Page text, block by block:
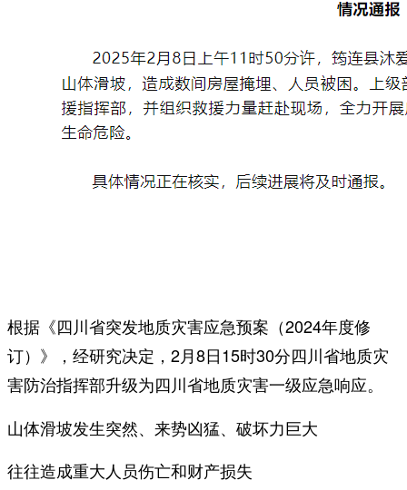
根据《四川省突发地质灾害应急预案（2024年度修
订）》，经研究决定，2月8日15时30分四川省地质灾
害防治指挥部升级为四川省地质灾害一级应急响应。
山体滑坡发生突然、来势凶猛、破坏力巨大
往往造成重大人员伤亡和财产损失